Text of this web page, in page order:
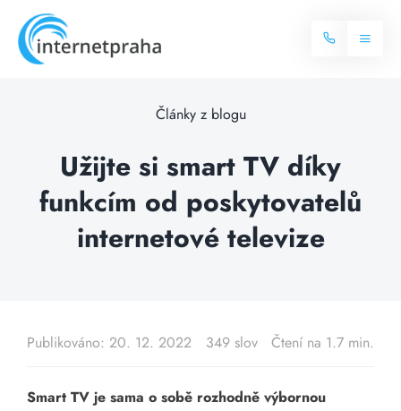
content
Toggle
Balíčky internetu
Více o internetu
Televize
Články z blogu
Užijte si smart TV díky
funkcím od poskytovatelů
internetové televize
Publikováno: 20. 12. 2022 349 slov Čtení na 1.7 min.
Smart TV je sama o sobě rozhodně výbornou